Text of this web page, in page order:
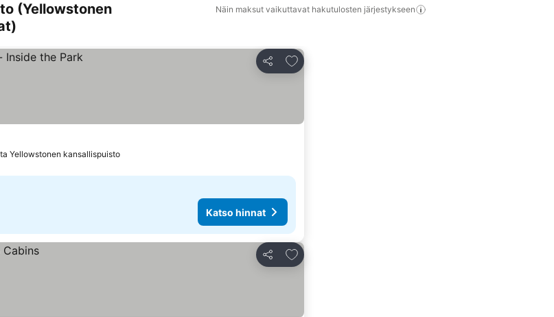
(Yellowstonen
Näin maksut vaikuttavat hakutulosten järjestykseen
Jaa
Lisää suosikkeihin
Yellowstonen kansallispuisto
Katso hinnat
Jaa
Lisää suosikkeihin